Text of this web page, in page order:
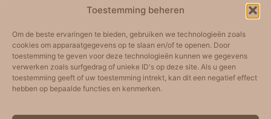
Toestemming beheren
Om de beste ervaringen te bieden, gebruiken we technologieën zoals
cookies om apparaatgegevens op te slaan en/of te openen. Door
toestemming te geven voor deze technologieën kunnen we gegevens
verwerken zoals surfgedrag of unieke ID's op deze site. Als u geen
toestemming geeft of uw toestemming intrekt, kan dit een negatief effect
hebben op bepaalde functies en kenmerken.